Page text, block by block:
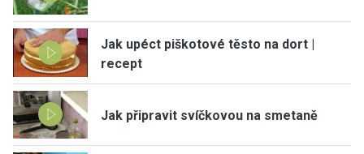
Jak upéct piškotové těsto na dort |
recept
Jak připravit svíčkovou na smetaně